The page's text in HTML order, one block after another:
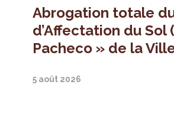
Abrogation totale
d’Affectation du Sol
Pacheco » de la
5 août 2026